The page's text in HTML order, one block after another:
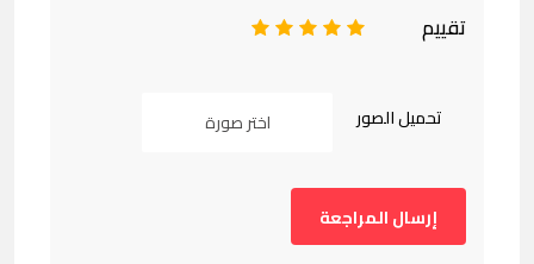
تقييم 5
4
3
2
تحميل الصور اختر صورة